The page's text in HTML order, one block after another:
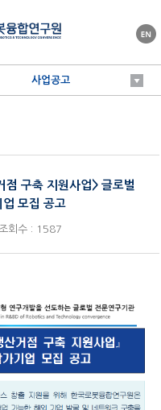
사업공고
구축 지원사업> 글로벌
업 모집 공고
회수 : 1587